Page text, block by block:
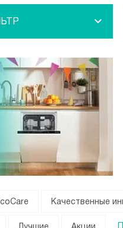
Качественные
Лучшие Акции